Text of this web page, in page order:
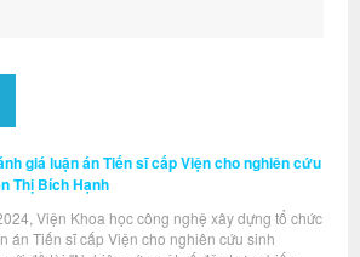
giá luận án Tiến sĩ cấp Viện cho nghiên cứu
Thị Bích Hạnh
Viện Khoa học công nghệ xây dựng tổ chức
án Tiến sĩ cấp Viện cho nghiên cứu sinh